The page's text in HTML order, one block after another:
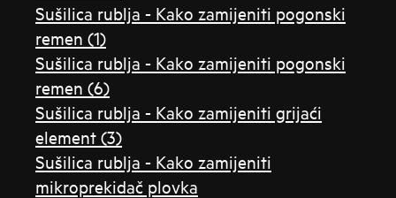
Sušilica rublja - Kako zamijeniti pogonski
remen (1)
Sušilica rublja - Kako zamijeniti pogonski
remen (6)
Sušilica rublja - Kako zamijeniti grijaći
element (3)
Sušilica rublja - Kako zamijeniti
mikroprekidač plovka